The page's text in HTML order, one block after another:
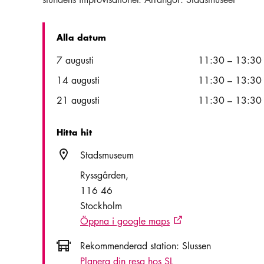
Alla datum
DateTime
7 augusti 11:30 – 13:30
14 augusti
11:30 – 13:30
21 augusti
11:30 – 13:30
Hitta hit
Plats ikonStadsmuseum
Ryssgården
116 46
Stockholm
Öppna i google maps Extern ikon
Icon.busAltText
Rekommenderad station: Slussen
Planera din resa hos SL